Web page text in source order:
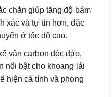
chắn giúp tăng độ bám
xác và tự tin hơn, đặc
ở tốc độ cao.
vân carbon độc đáo,
nổi bật cho khoang lái
hiện cá tính và phong